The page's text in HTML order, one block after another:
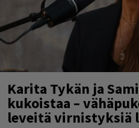
Karita Tykän ja
kukoistaa –
leveitä virnistyksiä